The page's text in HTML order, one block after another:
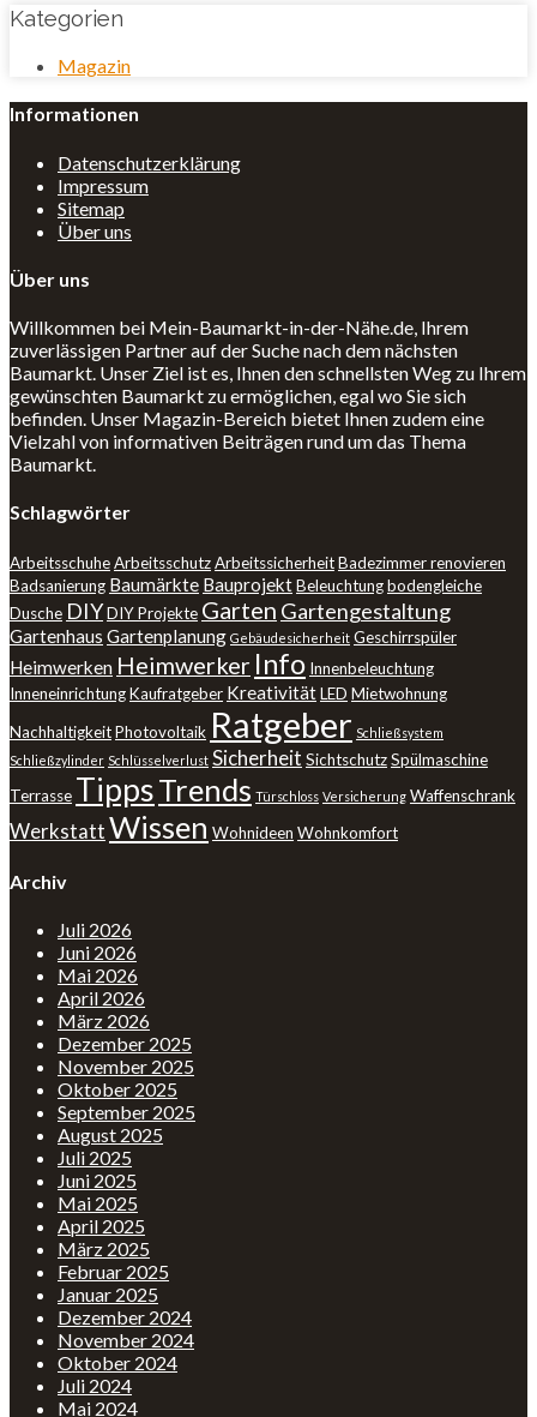
Kategorien
Magazin
Informationen
Datenschutzerklärung
Impressum
Sitemap
Über uns
Über uns
Willkommen bei Mein-Baumarkt-in-der-Nähe.de, Ihrem
zuverlässigen Partner auf der Suche nach dem nächsten
Baumarkt. Unser Ziel ist es, Ihnen den schnellsten Weg zu Ihrem
gewünschten Baumarkt zu ermöglichen, egal wo Sie sich
befinden. Unser Magazin-Bereich bietet Ihnen zudem eine
Vielzahl von informativen Beiträgen rund um das Thema
Baumarkt.
Schlagwörter
ArbeitsschuheArbeitsschutzArbeitssicherheitBadezimmer renovieren
Badsanierung Baumärkte BauprojektBeleuchtungbodengleiche
Dusche DIYDIY Projekte Garten Gartengestaltung
Gartenhaus Gartenplanung Gebäudesicherheit Geschirrspüler
Heimwerken Heimwerker Info Innenbeleuchtung
InneneinrichtungKaufratgeber KreativitätLED Mietwohnung
NachhaltigkeitPhotovoltaik Ratgeber Schließsystem
Schließzylinder Schlüsselverlust Sicherheit SichtschutzSpülmaschine
Terrasse TippsTrends Türschloss Versicherung Waffenschrank
WerkstattWissen Wohnideen Wohnkomfort
Archiv
Juli 2026
Juni 2026
Mai 2026
April 2026
März 2026
Dezember 2025
November 2025
Oktober 2025
September 2025
August 2025
Juli 2025
Juni 2025
Mai 2025
April 2025
März 2025
Februar 2025
Januar 2025
Dezember 2024
November 2024
Oktober 2024
Juli 2024
Mai 2024